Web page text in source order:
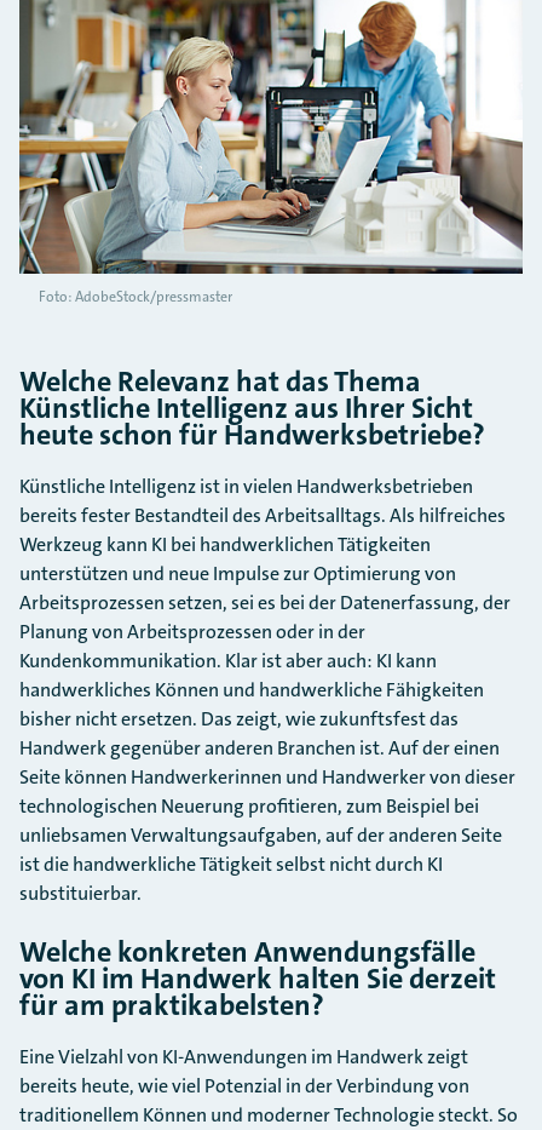
Foto: AdobeStock/pressmaster
Welche Relevanz hat das Thema
Künstliche Intelligenz aus Ihrer Sicht
heute schon für Handwerksbetriebe?
Künstliche Intelligenz ist in vielen Handwerksbetrieben
bereits fester Bestandteil des Arbeitsalltags. Als hilfreiches
Werkzeug kann KI bei handwerklichen Tätigkeiten
unterstützen und neue Impulse zur Optimierung von
Arbeitsprozessen setzen, sei es bei der Datenerfassung, der
Planung von Arbeitsprozessen oder in der
Kundenkommunikation. Klar ist aber auch: KI kann
handwerkliches Können und handwerkliche Fähigkeiten
bisher nicht ersetzen. Das zeigt, wie zukunftsfest das
Handwerk gegenüber anderen Branchen ist. Auf der einen
Seite können Handwerkerinnen und Handwerker von dieser
technologischen Neuerung profitieren, zum Beispiel bei
unliebsamen Verwaltungsaufgaben, auf der anderen Seite
ist die handwerkliche Tätigkeit selbst nicht durch KI
substituierbar.
Welche konkreten Anwendungsfälle
von KI im Handwerk halten Sie derzeit
für am praktikabelsten?
Eine Vielzahl von KI-Anwendungen im Handwerk zeigt
bereits heute, wie viel Potenzial in der Verbindung von
traditionellem Können und moderner Technologie steckt. So